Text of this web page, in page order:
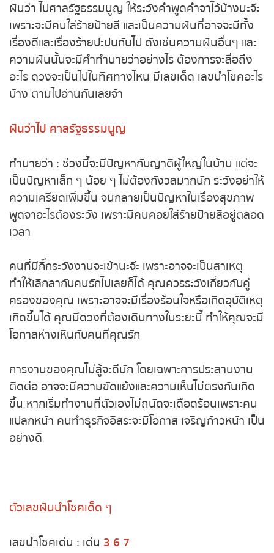
ถ่ายทอดสดหวยลาว
ถ่ายทอดสดหวยลาว ซุปเปอร์
ถ่ายทอดสดหวยฮานอย
ถ่ายทอดสดหวยญีปุ่น
ถ่ายทอดสดหวยไต้หวัน
หวยหุ้นสด
หวยหุ้นไทย เย็น
หวยหุ้นนิเคอิ เช้า
หวยหุ้นนิเคอิ บ่าย
หวยหุ้นฮั่งเส็ง เช้า
หวยหุ้นจีน เช้า
หวยหุ้นจีน บ่าย
ฝันว่า ไปศาลรัฐธรรมนูญ ให้ระวังคำพูดคำจาไว้บ้างนะ
จ๊ะ เพราะจะมีคนใส่ร้ายป้ายสี และเป็นความฝันที่อาจจะมี
ทั้งเรื่องดีและเรื่องร้ายปะปนกันไป ดังเช่นความฝันอื่นๆ
และความฝันนั้นจะมีคำทำนายว่าอย่างไร ต้องการจะสื่อ
ถึงอะไร ดวงจะเป็นไปในทิศทางไหน มีเลขเด็ด เลขนำ
ฝันว่าไป ศาลรัฐธรรมนูญ
ทำนายว่า : ช่วงนี้จะมีปัญหากับญาติผู้ใหญ่ในบ้าน แต่
จะเป็นปัญหาเล็ก ๆ น้อย ๆ ไม่ต้องกังวลมากนัก ระวัง
อย่าให้ความเครียดเพิ่มขึ้น จนกลายเป็นปัญหาในเรื่อง
สุขภาพ พูดจาอะไรต้องระวัง เพราะมีคนคอยใส่ร้าย
คนที่มีกิ๊กระวังงานจะเข้านะจ๊ะ เพราะอาจจะเป็นสาเหตุ
ทำให้เลิกลากับคนรักไปเลยก็ได้ คุณควรระวังเกี่ยวกับคู่
ครองของคุณ เพราะอาจจะมีเรื่องร้อนใจหรือเกิด
อุบัติเหตุเกิดขึ้นได้ คุณมีดวงที่ต้องเดินทางในระยะนี้
ทำให้คุณจะมีโอกาสห่างเหินกับคนที่คุณรัก
การงานของคุณไม่สู้จะดีนัก โดยเฉพาะการประสานงาน
ติดต่อ อาจจะมีความขัดแย้งและความเห็นไม่ตรงกันเกิด
ขึ้น หากเริ่มทำงานที่ตัวเองไม่ถนัดจะเดือดร้อนเพราะ
คนแปลกหน้า คนทำธุรกิจอิสระจะมีโอกาส เจริญ
ตัวเลขฝันนำโชคเด็ด ๆ